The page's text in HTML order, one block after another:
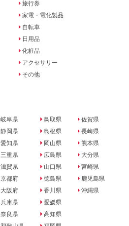
旅行券
家電・電化製品
自転車
日用品
化粧品
アクセサリー
その他
岐阜県
静岡県
愛知県
三重県
滋賀県
京都府
大阪府
兵庫県
奈良県
鳥取県
島根県
岡山県
広島県
山口県
徳島県
香川県
愛媛県
高知県
佐賀県
長崎県
熊本県
大分県
宮崎県
鹿児島県
沖縄県